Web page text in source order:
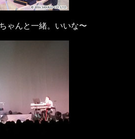
ゃんと一緒。いいな〜